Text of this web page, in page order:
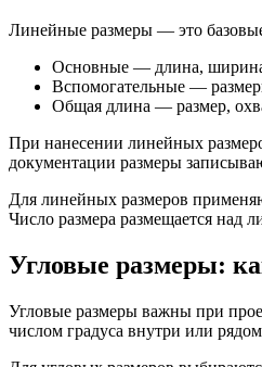
Линейные размеры — это
Основные — длина,
Вспомогательные —
Общая длина — размер,
При нанесении линейных
документации размеры
Для линейных размеров
Число размера размещается над
Угловые размеры:
Угловые размеры важны при
числом градуса внутри или